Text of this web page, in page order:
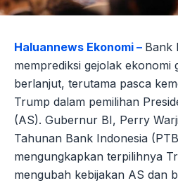
Haluannews Ekonomi – Bank
memprediksi gejolak ekonomi
berlanjut, terutama pasca
Trump dalam pemilihan
(AS). Gubernur BI, Perry
Tahunan Bank Indonesia
mengungkapkan terpilihnya
mengubah kebijakan AS dan